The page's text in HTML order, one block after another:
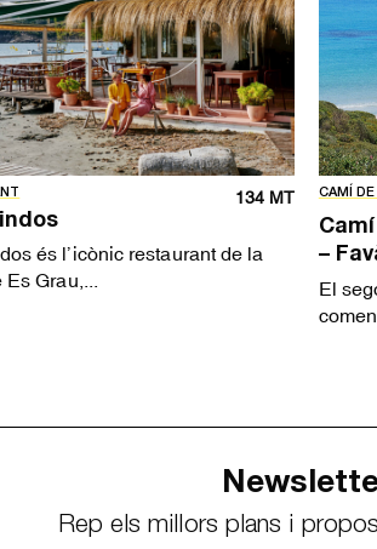
134 MT
és l’icònic restaurant de la
Grau,...
CAMÍ DE
–
El
Rep els millors plans i